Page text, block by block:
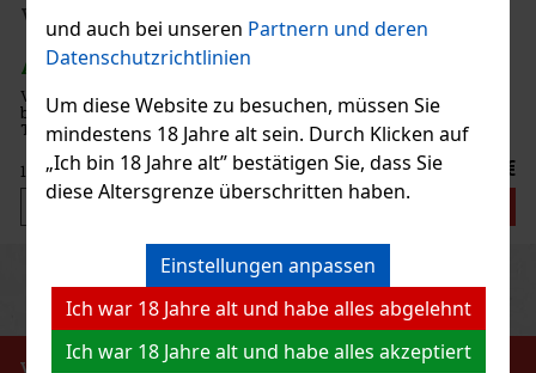
und auch bei unseren Partnern und deren
Datenschutzrichtlinien
Um diese Website zu besuchen, müssen Sie
mindestens 18 Jahre alt sein. Durch Klicken auf
„Ich bin 18 Jahre alt” bestätigen Sie, dass Sie
diese Altersgrenze überschritten haben.
Einstellungen anpassen
Ich war 18 Jahre alt und habe alles abgelehnt
Ich war 18 Jahre alt und habe alles akzeptiert
PreviousNext